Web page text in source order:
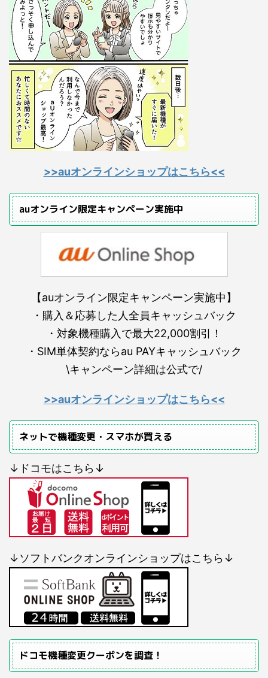
>>auオンラインショップはこちら<<
auオンライン限定キャンペーン実施中
【auオンライン限定キャンペーン実施中】
・購入＆応募した人全員キャッシュバック
・対象機種購入で最大22,000割引！
・SIM単体契約ならau PAYキャッシュバック
\キャンペーン詳細は公式で/
>>auオンラインショップはこちら<<
ネットで機種変更・スマホが買える
↓ドコモはこちら↓
↓ソフトバンクオンラインショップはこちら↓
ドコモ機種変更クーポンを調査！